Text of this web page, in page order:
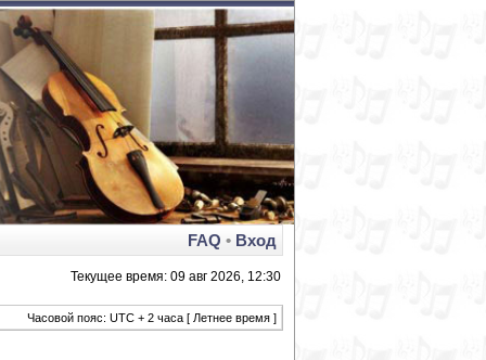
FAQ • Вход
Текущее время: 09 авг 2026, 12:30
Часовой пояс: UTC + 2 часа [ Летнее время ]